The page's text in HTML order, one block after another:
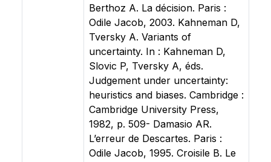
Berthoz A. La décision. Paris :
Odile Jacob, 2003. Kahneman D,
Tversky A. Variants of
uncertainty. In : Kahneman D,
Slovic P, Tversky A, éds.
Judgement under uncertainty:
heuristics and biases. Cambridge :
Cambridge University Press,
1982, p. 509- Damasio AR.
L’erreur de Descartes. Paris :
Odile Jacob, 1995. Croisile B. Le